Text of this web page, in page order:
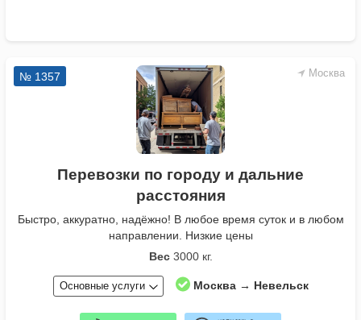
Москва
№ 1357
Перевозки по городу и дальние
расстояния
Быстро, аккуратно, надёжно! В любое время суток и в любом
направлении. Низкие цены
Вес3000 кг.
Основные услуги Москва → Невельск